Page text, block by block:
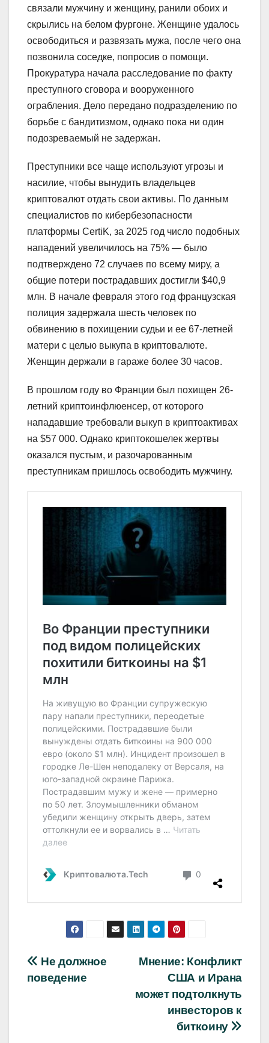
связали мужчину и женщину, ранили обоих и
скрылись на белом фургоне. Женщине удалось
освободиться и развязать мужа, после чего она
позвонила соседке, попросив о помощи.
Прокуратура начала расследование по факту
преступного сговора и вооруженного
ограбления. Дело передано подразделению по
борьбе с бандитизмом, однако пока ни один
подозреваемый не задержан.
Преступники все чаще используют угрозы и
насилие, чтобы вынудить владельцев
криптовалют отдать свои активы. По данным
специалистов по кибербезопасности
платформы CertiK, за 2025 год число подобных
нападений увеличилось на 75% — было
подтверждено 72 случаев по всему миру, а
общие потери пострадавших достигли $40,9
млн. В начале февраля этого год французская
полиция задержала шесть человек по
обвинению в похищении судьи и ее 67-летней
матери с целью выкупа в криптовалюте.
Женщин держали в гараже более 30 часов.
В прошлом году во Франции был похищен 26-
летний криптоинфлюенсер, от которого
нападавшие требовали выкуп в криптоактивах
на $57 000. Однако криптокошелек жертвы
оказался пустым, и разочарованным
преступникам пришлось освободить мужчину.
Навигация
Мнение: Конфликт
США и Ирана
может подтолкнуть
инвесторов к
биткоину
Не должное
поведение